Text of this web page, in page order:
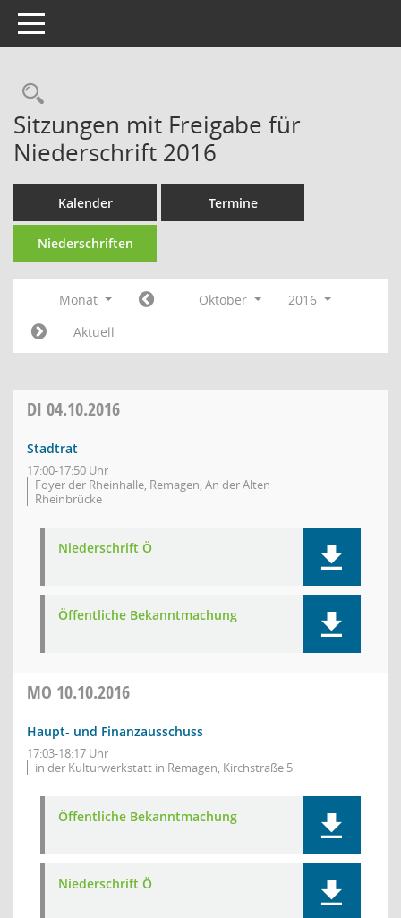
Toggle navigation
Rechercheauswahl
Sitzungen mit Freigabe für
Niederschrift 2016
Kalender Termine
Niederschriften
Monat Oktober
2016
Aktuell
DI 04.10.2016
Stadtrat
17:00-17:50 Uhr
Foyer der Rheinhalle, Remagen, An der Alten
Rheinbrücke
Niederschrift Ö
Öffentliche Bekanntmachung
MO 10.10.2016
Haupt- und Finanzausschuss
17:03-18:17 Uhr
in der Kulturwerkstatt in Remagen, Kirchstraße 5
Öffentliche Bekanntmachung
Niederschrift Ö